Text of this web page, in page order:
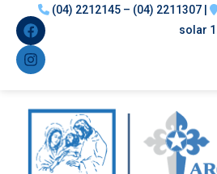
(04) 2212145 – (04) 2211307 |
solar 1